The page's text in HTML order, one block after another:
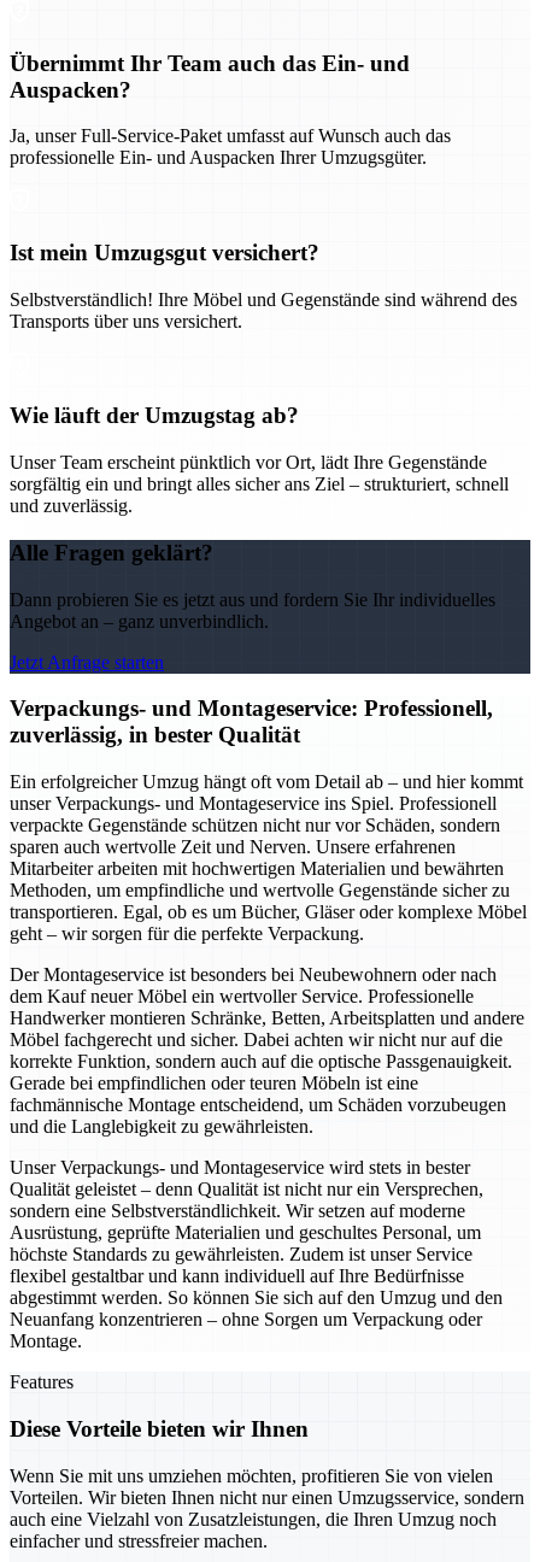
Übernimmt Ihr Team auch das Ein- und
Auspacken?
Ja, unser Full-Service-Paket umfasst auf Wunsch auch das
professionelle Ein- und Auspacken Ihrer Umzugsgüter.
Ist mein Umzugsgut versichert?
Selbstverständlich! Ihre Möbel und Gegenstände sind während des
Transports über uns versichert.
Wie läuft der Umzugstag ab?
Unser Team erscheint pünktlich vor Ort, lädt Ihre Gegenstände
sorgfältig ein und bringt alles sicher ans Ziel – strukturiert, schnell
und zuverlässig.
Alle Fragen geklärt?
Dann probieren Sie es jetzt aus und fordern Sie Ihr individuelles
Angebot an – ganz unverbindlich.
Jetzt Anfrage starten
Verpackungs- und Montageservice: Professionell,
zuverlässig, in bester Qualität
Ein erfolgreicher Umzug hängt oft vom Detail ab – und hier kommt
unser Verpackungs- und Montageservice ins Spiel. Professionell
verpackte Gegenstände schützen nicht nur vor Schäden, sondern
sparen auch wertvolle Zeit und Nerven. Unsere erfahrenen
Mitarbeiter arbeiten mit hochwertigen Materialien und bewährten
Methoden, um empfindliche und wertvolle Gegenstände sicher zu
transportieren. Egal, ob es um Bücher, Gläser oder komplexe Möbel
geht – wir sorgen für die perfekte Verpackung.
Der Montageservice ist besonders bei Neubewohnern oder nach
dem Kauf neuer Möbel ein wertvoller Service. Professionelle
Handwerker montieren Schränke, Betten, Arbeitsplatten und andere
Möbel fachgerecht und sicher. Dabei achten wir nicht nur auf die
korrekte Funktion, sondern auch auf die optische Passgenauigkeit.
Gerade bei empfindlichen oder teuren Möbeln ist eine
fachmännische Montage entscheidend, um Schäden vorzubeugen
und die Langlebigkeit zu gewährleisten.
Unser Verpackungs- und Montageservice wird stets in bester
Qualität geleistet – denn Qualität ist nicht nur ein Versprechen,
sondern eine Selbstverständlichkeit. Wir setzen auf moderne
Ausrüstung, geprüfte Materialien und geschultes Personal, um
höchste Standards zu gewährleisten. Zudem ist unser Service
flexibel gestaltbar und kann individuell auf Ihre Bedürfnisse
abgestimmt werden. So können Sie sich auf den Umzug und den
Neuanfang konzentrieren – ohne Sorgen um Verpackung oder
Montage.
Features
Diese Vorteile bieten wir Ihnen
Wenn Sie mit uns umziehen möchten, profitieren Sie von vielen
Vorteilen. Wir bieten Ihnen nicht nur einen Umzugsservice, sondern
auch eine Vielzahl von Zusatzleistungen, die Ihren Umzug noch
einfacher und stressfreier machen.